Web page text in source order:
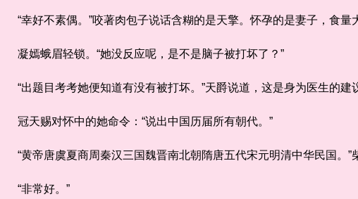
“幸好不素偶。”咬著肉包子说话含糊的是天擎。怀孕的是妻子，食量
凝嫣蛾眉轻锁。“她没反应呢，是不是脑子被打坏了？”
“出题目考考她便知道有没有被打坏。”天爵说道，这是身为医生的建
冠天赐对怀中的她命令：“说出中国历届所有朝代。”
“黄帝唐虞夏商周秦汉三国魏晋南北朝隋唐五代宋元明清中华民国。”
“非常好。”